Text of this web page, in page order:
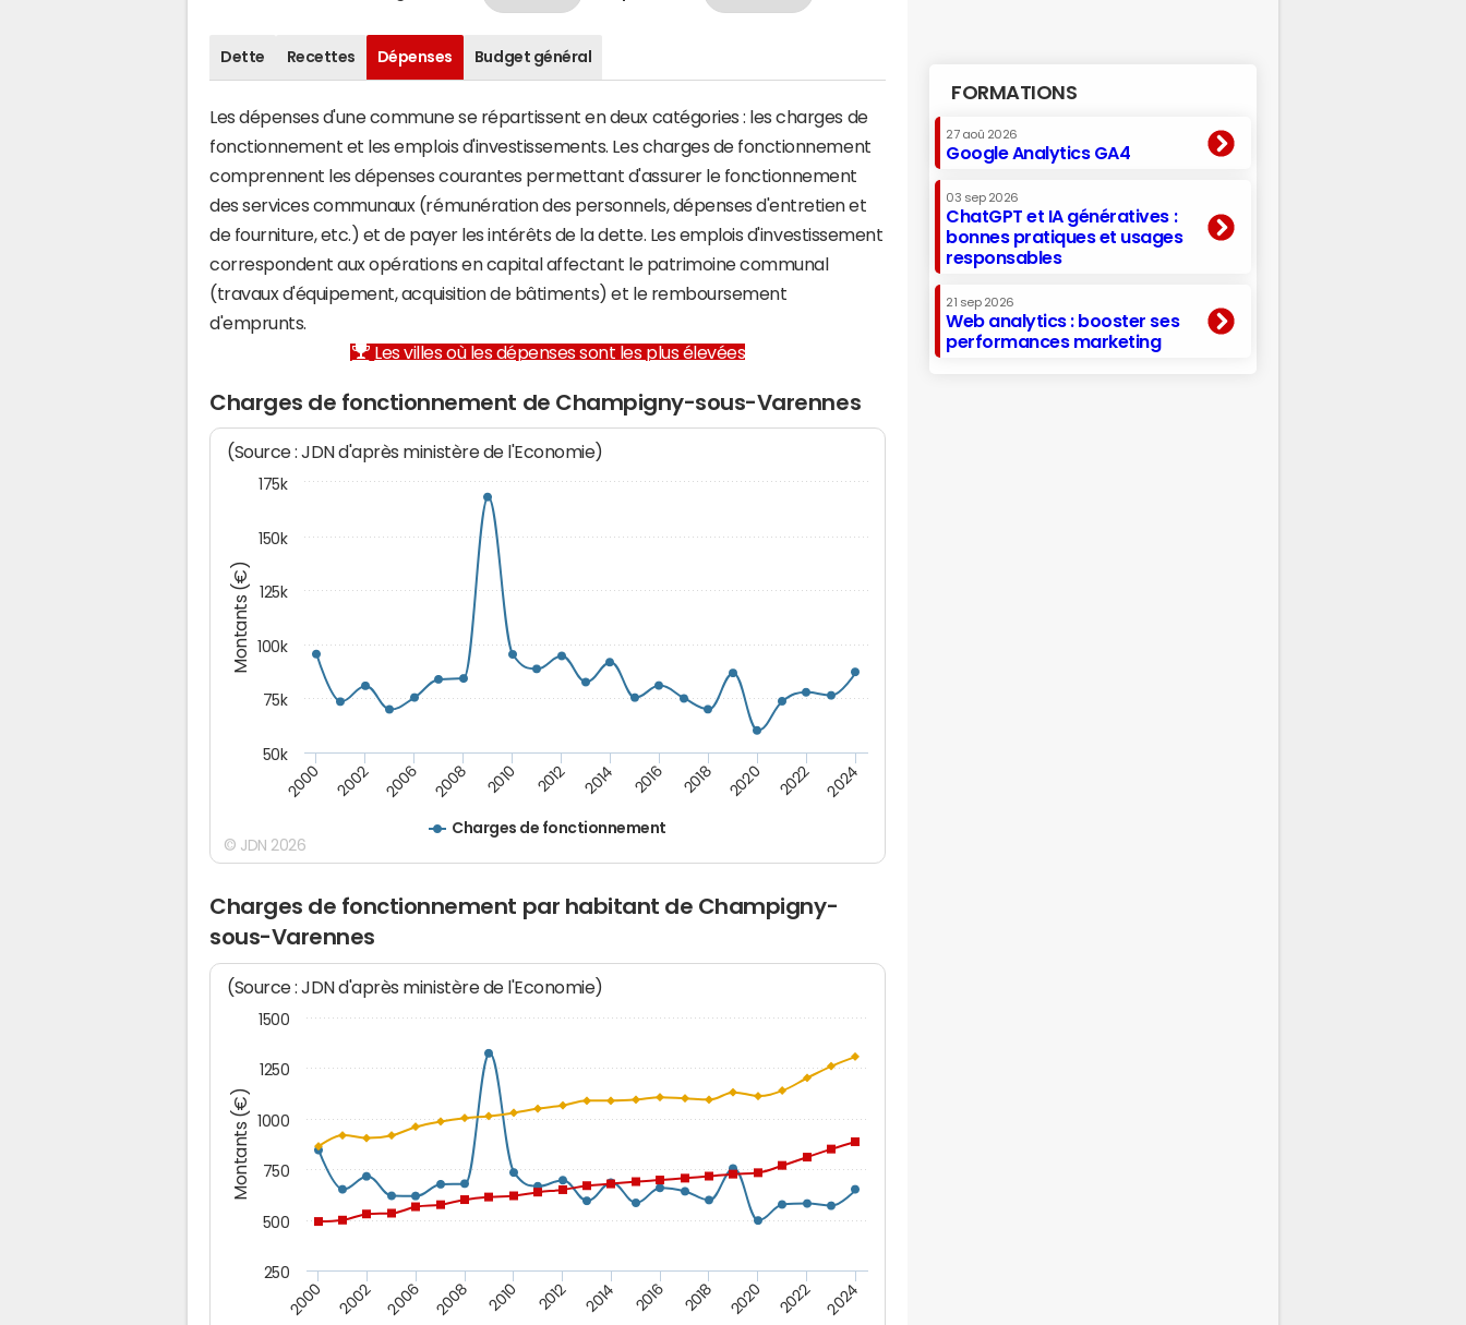
Dette Recettes Dépenses Budget général
Les dépenses d'une commune se répartissent en deux catégories : les charges de
fonctionnement et les emplois d'investissements. Les charges de fonctionnement
comprennent les dépenses courantes permettant d'assurer le fonctionnement
des services communaux (rémunération des personnels, dépenses d'entretien et
de fourniture, etc.) et de payer les intérêts de la dette. Les emplois d'investissement
correspondent aux opérations en capital affectant le patrimoine communal
(travaux d'équipement, acquisition de bâtiments) et le remboursement
d'emprunts.
Les villes où les dépenses sont les plus élevées
Charges de fonctionnement de Champigny-sous-Varennes
Montants (€)
(Source : JDN d'après ministère de l'Economie)
Charges de fonctionnement
2000 2002 2006 2008 2010 2012 2014 2016 2018 2020 2022 2024
50k
75k
100k
125k
150k
175k
© JDN 2026
Charges de fonctionnement par habitant de Champigny-
sous-Varennes
Montants (€)
(Source : JDN d'après ministère de l'Economie)
2000 2002 2006 2008 2010 2012 2014 2016 2018 2020 2022 2024
250
500
750
1000
1250
1500
FORMATIONS
27 aoû 2026
Google Analytics GA4
03 sep 2026
ChatGPT et IA génératives :
bonnes pratiques et usages
responsables
21 sep 2026
Web analytics : booster ses
performances marketing